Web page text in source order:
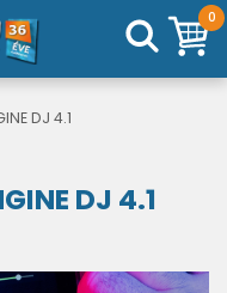
0
DJ 4.1
DJ 4.1